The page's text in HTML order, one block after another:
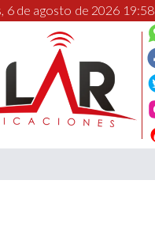
6 de agosto de 2026 19:58